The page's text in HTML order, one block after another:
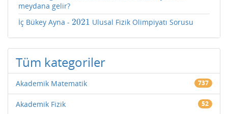
meydana gelir?
İç Bükey Ayna - 2021
2021 Ulusal Fizik Olimpiyatı Sorusu
Tüm kategoriler
Akademik Matematik 737
Akademik Fizik 52